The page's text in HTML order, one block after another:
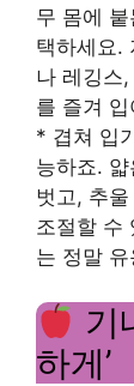
무 몸에
택하세요.
나 레깅스
를 즐겨 입
* 겹쳐 입
능하죠.
벗고, 추
조절할 수
는 정말
기
하게’